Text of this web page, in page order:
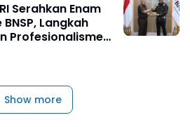
Serahkan Enam
Langkah
Profesionalisme
Show more